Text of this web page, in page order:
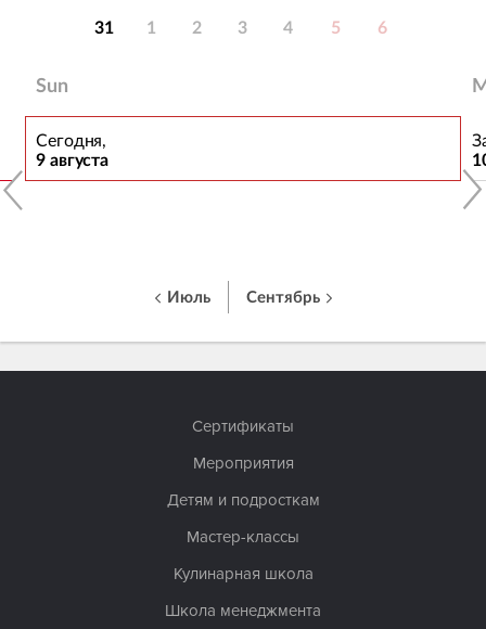
31
1 2 3 4 5 6
Sun
Сегодня,
9 августа
Июль Сентябрь
Сертификаты
Мероприятия
Детям и подросткам
Мастер-классы
Кулинарная школа
Школа менеджмента